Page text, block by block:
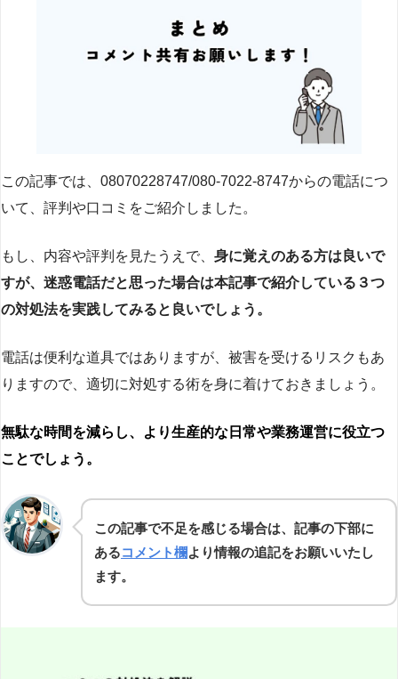
この記事では、08070228747/080-7022-8747からの電話につ
いて、評判や口コミをご紹介しました。
もし、内容や評判を見たうえで、 身に覚えのある方は良いで
すが、迷惑電話だと思った場合は本記事で紹介している３つ
の対処法を実践してみると良いでしょう。
電話は便利な道具ではありますが、被害を受けるリスクもあ
りますので、適切に対処する術を身に着けておきましょう。
無駄な時間を減らし、より生産的な日常や業務運営に役立つ
ことでしょう。
この記事で不足を感じる場合は、記事の下部に
あるコメント欄より情報の追記をお願いいたし
ます。